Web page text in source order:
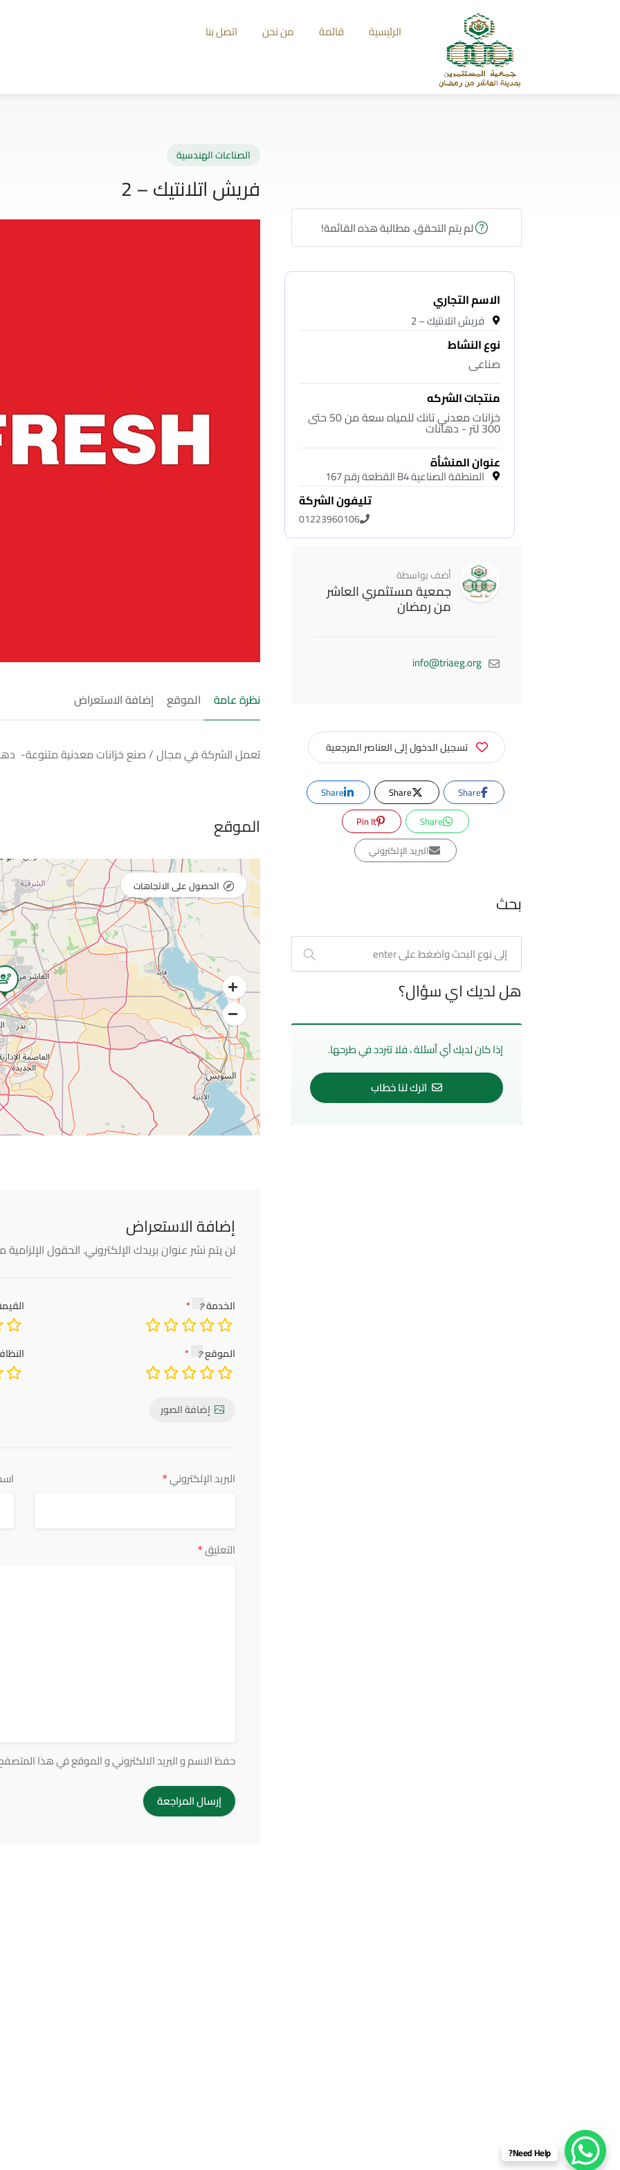
الرئيسية قائمة من نحن اتصل بنا
الصناعات الهندسية
فريش اتلانتيك – 2
نظرة عامة الموقع إضافة الاستعراض
تعمل الشركة في مجال / صنع خزانات معدنية متنوعة-
الموقع
الحصول على الاتجاهات
إضافة الاستعراض
لن يتم نشر عنوان بريدك الإلكتروني. الحقول الإلزامية
الخدمة
الموقع
إضافة الصور
البريد الإلكتروني*
التعليق*
حفظ الاسم و البريد الالكتروني و الموقع في هذا
لم يتم التحقق. مطالبة هذه القائمة!
الاسم التجاري
فريش اتلانتيك – 2
نوع النشاط
صناعى
منتجات الشركه
خزانات معدني تانك للمياه سعة من 50 حتى
300 لتر - دهانات
عنوان المنشأة
المنطقة الصناعية B4 القطعة رقم 167
تليفون الشركة
01223960106
أضف بواسطة
جمعية مستثمري العاشر
من رمضان
info@triaeg.org
تسجيل الدخول إلى العناصر المرجعية
Share
Share
Share
Share
Pin It
البريد الإلكتروني
بحث
هل لديك اي سؤال؟
إذا كان لديك أي أسئلة ، فلا تتردد في طرحها.
اترك لنا خطاب
Need Help?